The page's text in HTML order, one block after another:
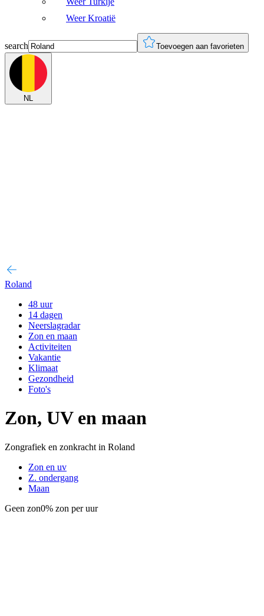
Weer Kroatië
search Toevoegen aan favorieten
NL
Roland
48 uur
14 dagen
Neerslagradar
Zon en maan
Activiteiten
Vakantie
Klimaat
Gezondheid
Foto's
Zon, UV en maan
Zongrafiek en zonkracht in Roland
Zon en uv
Z. ondergang
Maan
Geen zon0% zon per uur